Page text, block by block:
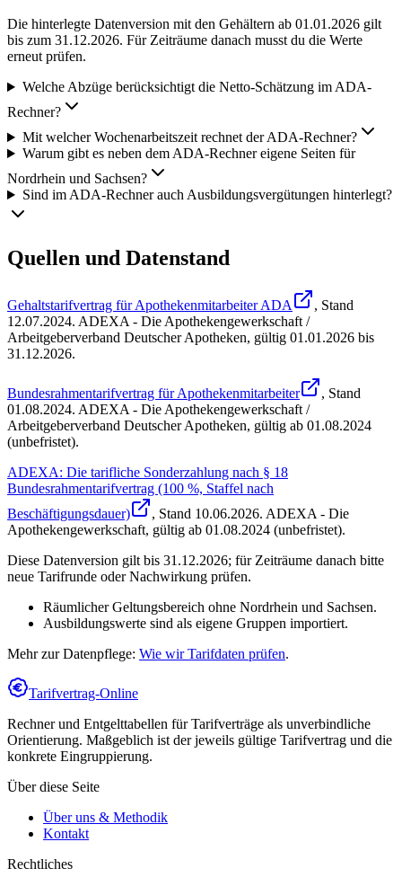
Die hinterlegte Datenversion mit den Gehältern ab 01.01.2026 gilt
bis zum 31.12.2026. Für Zeiträume danach musst du die Werte
erneut prüfen.
Welche Abzüge berücksichtigt die Netto-Schätzung im ADA-
Rechner?
Mit welcher Wochenarbeitszeit rechnet der ADA-Rechner?
Warum gibt es neben dem ADA-Rechner eigene Seiten für
Nordrhein und Sachsen?
Sind im ADA-Rechner auch Ausbildungsvergütungen hinterlegt?
Quellen und Datenstand
Gehaltstarifvertrag für Apothekenmitarbeiter ADA
, Stand
12.07.2024. ADEXA - Die Apothekengewerkschaft /
Arbeitgeberverband Deutscher Apotheken, gültig 01.01.2026 bis
31.12.2026.
Bundesrahmentarifvertrag für Apothekenmitarbeiter
, Stand
01.08.2024. ADEXA - Die Apothekengewerkschaft /
Arbeitgeberverband Deutscher Apotheken, gültig ab 01.08.2024
(unbefristet).
ADEXA: Die tarifliche Sonderzahlung nach § 18
Bundesrahmentarifvertrag (100 %, Staffel nach
Beschäftigungsdauer)
, Stand 10.06.2026. ADEXA - Die
Apothekengewerkschaft, gültig ab 01.08.2024 (unbefristet).
Diese Datenversion gilt bis 31.12.2026; für Zeiträume danach bitte
neue Tarifrunde oder Nachwirkung prüfen.
Räumlicher Geltungsbereich ohne Nordrhein und Sachsen.
Ausbildungswerte sind als eigene Gruppen importiert.
Mehr zur Datenpflege: Wie wir Tarifdaten prüfen.
Tarifvertrag-Online
Rechner und Entgelttabellen für Tarifverträge als unverbindliche
Orientierung. Maßgeblich ist der jeweils gültige Tarifvertrag und die
konkrete Eingruppierung.
Über diese Seite
Über uns & Methodik
Kontakt
Rechtliches